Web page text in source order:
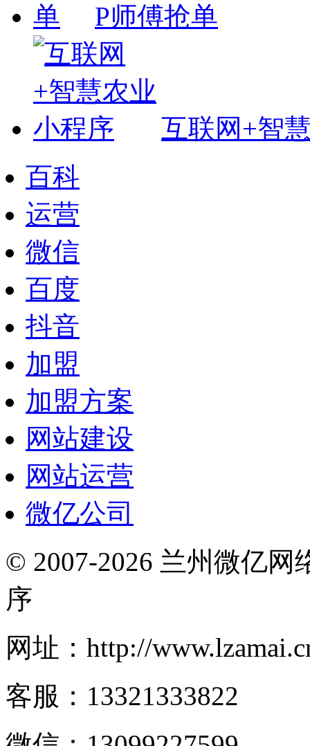
P师傅抢单
互联网+智
百科
运营
微信
百度
抖音
加盟
加盟方案
网站建设
网站运营
微亿公司
© 2007-2026 兰州微亿网
序
网址：http://
客服：13321333822